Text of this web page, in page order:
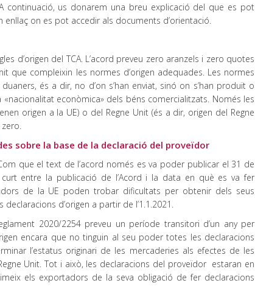
continuació, us donarem una breu explicació del que es pot
on es pot accedir als documents d’orientació.
d’origen del TCA. L’acord preveu zero aranzels i zero quotes
que compleixin les normes d’origen adequades. Les normes
és a dir, no d’on s’han enviat, sinó on s’han produït o
econòmica» dels béns comercialitzats. Només les
origen a la UE) o del Regne Unit (és a dir, origen del Regne
sobre la base de la declaració del proveïdor
que el text de l’acord només es va poder publicar el 31 de
entre la publicació de l’Acord i la data en què es va fer
de la UE poden trobar dificultats per obtenir dels seus
d’origen a partir de l’1.1.2021.
2020/2254 preveu un període transitori d’un any per
encara que no tinguin al seu poder totes les declaracions
l’estatus originari de les mercaderies als efectes de les
Unit. Tot i això, les declaracions del proveïdor estaran en
els exportadors de la seva obligació de fer declaracions